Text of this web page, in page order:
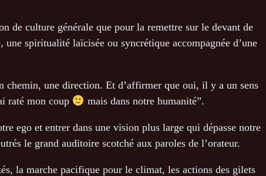
de culture générale que pour la remettre sur le devant de
spiritualité laïcisée ou syncrétique accompagnée d’une
chemin, une direction. Et d’affirmer que oui, il y a un sens
raté mon coup
mais dans notre humanité”.
ego et entrer dans une vision plus large qui dépasse notre
le grand auditoire scotché aux paroles de l’orateur.
la marche pacifique pour le climat, les actions des gilets